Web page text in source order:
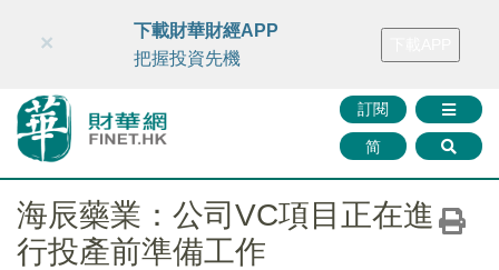
財華智庫網 FINTV FINMETA 財華證券 媒體矩陣
訂閱
简
×
下載財華財經APP
把握投資先機
海辰藥業：公司VC項目正在進
行投產前準備工作